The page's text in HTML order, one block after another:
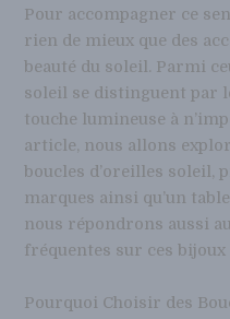
Pour accompagner ce
rien de mieux que des
beauté du soleil. Parmi
soleil se distinguent par
touche lumineuse à
article, nous allons
boucles d’oreilles soleil,
marques ainsi qu’un
nous répondrons aussi
fréquentes sur ces bijoux
Pourquoi Choisir des